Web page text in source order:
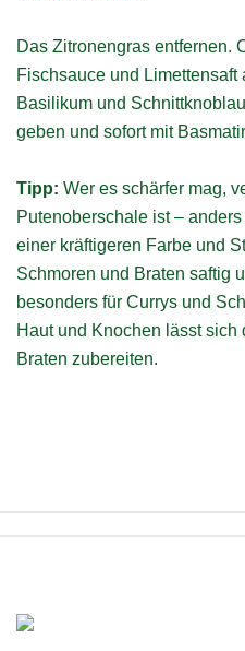
Das Zitronengras entfernen.
Fischsauce und Limettensaft
Basilikum und
geben und sofort mit
Tipp: Wer es schärfer mag,
Putenoberschale ist –
einer kräftigeren Farbe und
Schmoren und Braten saftig
besonders für Currys und
Haut und Knochen lässt
Braten zubereiten.